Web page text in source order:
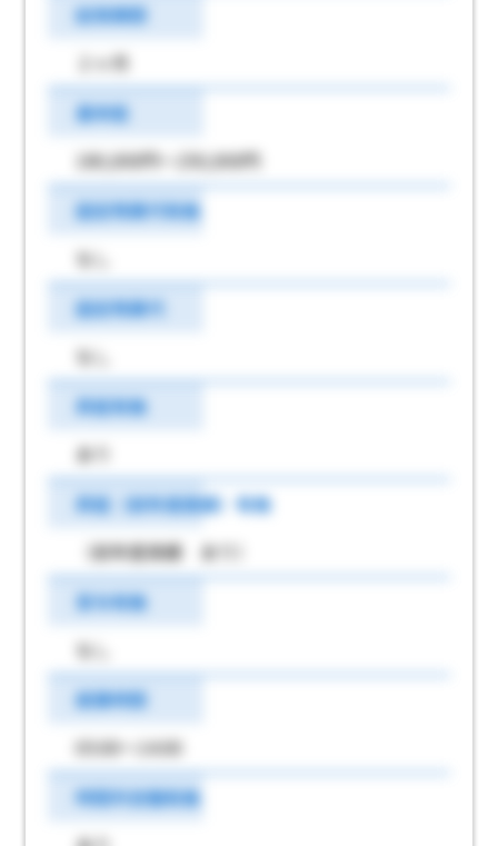
試用期間
２ヶ月
基本給
180,000円～250,000円
固定残業代有無
なし
固定残業代
なし
昇給有無
あり
昇給（前年度実績）有無
（前年度実績 あり）
賞与有無
なし
就業時間
05:00～14:00
時間外労働有無